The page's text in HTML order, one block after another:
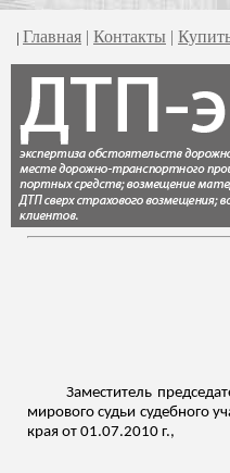
| Главная | Контакты |
Заместитель
мирового судьи судебного
края от 01.07.2010 г.,